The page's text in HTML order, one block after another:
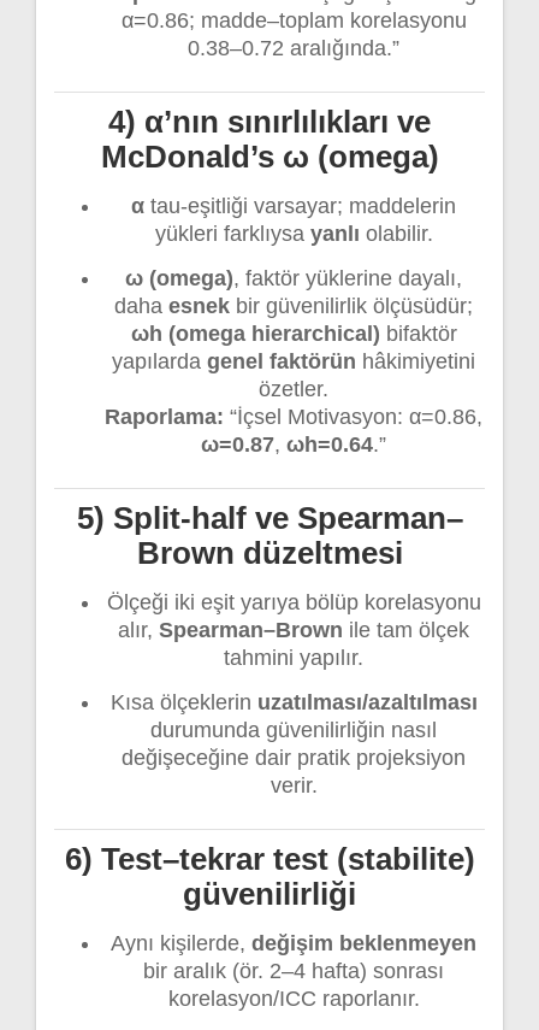
α=0.86; madde–toplam korelasyonu
0.38–0.72 aralığında.”
4) α’nın sınırlılıkları ve
McDonald’s ω (omega)
α tau-eşitliği varsayar; maddelerin
yükleri farklıysa yanlı olabilir.
ω (omega), faktör yüklerine dayalı,
daha esnek bir güvenilirlik ölçüsüdür;
ωh (omega hierarchical) bifaktör
yapılarda genel faktörün hâkimiyetini
özetler.
Raporlama: “İçsel Motivasyon: α=0.86,
ω=0.87, ωh=0.64.”
5) Split-half ve Spearman–
Brown düzeltmesi
Ölçeği iki eşit yarıya bölüp korelasyonu
alır, Spearman–Brown ile tam ölçek
tahmini yapılır.
Kısa ölçeklerin uzatılması/azaltılması
durumunda güvenilirliğin nasıl
değişeceğine dair pratik projeksiyon
verir.
6) Test–tekrar test (stabilite)
güvenilirliği
Aynı kişilerde, değişim beklenmeyen
bir aralık (ör. 2–4 hafta) sonrası
korelasyon/ICC raporlanır.